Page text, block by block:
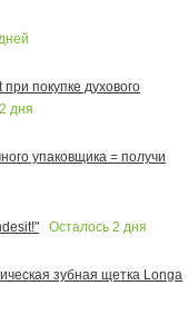
дней
покупке духового
2 дня
упаковщика = получи
Осталось 2 дня
зубная щетка Longa